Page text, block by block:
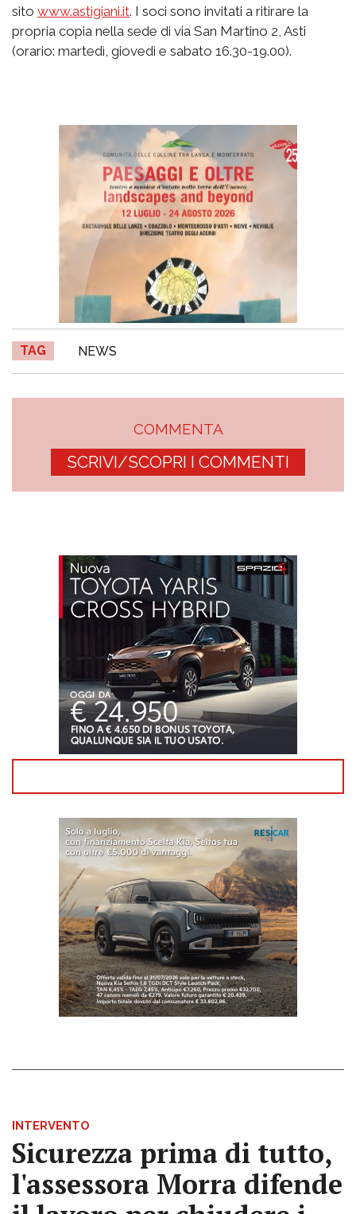
sito www.astigiani.it. I soci sono invitati a ritirare la
propria copia nella sede di via San Martino 2, Asti
(orario: martedì, giovedì e sabato 16.30-19.00).
TAG NEWS
COMMENTA
SCRIVI/SCOPRI I COMMENTI
INTERVENTO
Sicurezza prima di tutto,
l'assessora Morra difende